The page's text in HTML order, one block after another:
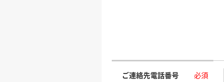
ご連絡先電話番号 必須